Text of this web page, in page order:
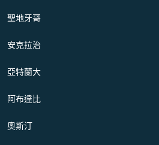
聖地牙哥
安克拉治
亞特蘭大
阿布達比
奧斯汀